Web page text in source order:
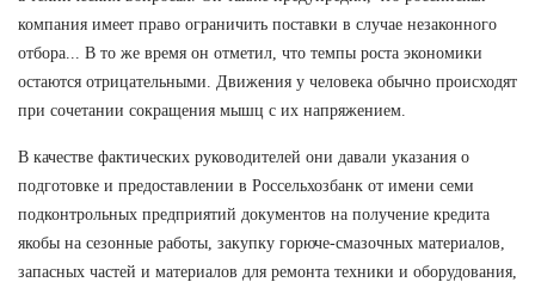
компания имеет право ограничить поставки в случае незаконного
отбора... В то же время он отметил, что темпы роста экономики
остаются отрицательными. Движения у человека обычно происходят
при сочетании сокращения мышц с их напряжением.
В качестве фактических руководителей они давали указания о
подготовке и предоставлении в Россельхозбанк от имени семи
подконтрольных предприятий документов на получение кредита
якобы на сезонные работы, закупку горюче-смазочных материалов,
запасных частей и материалов для ремонта техники и оборудования,